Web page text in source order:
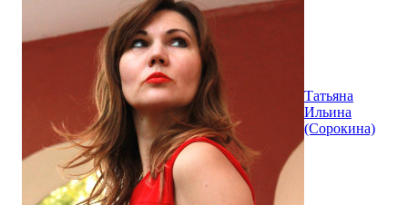
Татьяна
Ильина
(Сорокина)